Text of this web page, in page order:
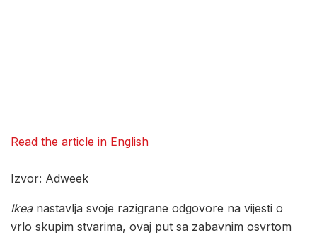
Read the article in English
Izvor: Adweek
Ikeanastavlja svoje razigrane odgovore na vijesti o
vrlo skupim stvarima, ovaj put sa zabavnim osvrtom